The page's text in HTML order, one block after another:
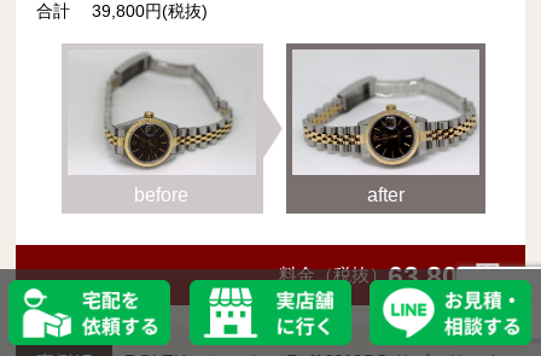
合計 39,800円(税抜)
before after
料金（税抜）63,800円
宅配を依頼する 実店舗に行く